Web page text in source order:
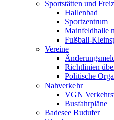
Sportstätten und
Hallenbad
Sportzentrum
Mainfeldhalle
Fußball-
Vereine
Richtlinien
Politische
Nahverkehr
VGN
Busfahrpläne
Badesee Rudufer